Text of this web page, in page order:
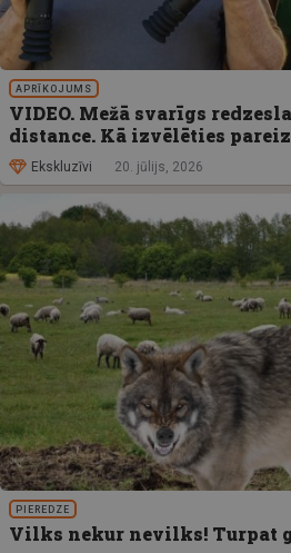
APRĪKOJUMS
VIDEO. Mežā svarīgs
distance. Kā izvēlēties
Ekskluzīvi 20. jūlijs, 2026
PIEREDZE
Vilks nekur nevilks! Turpat